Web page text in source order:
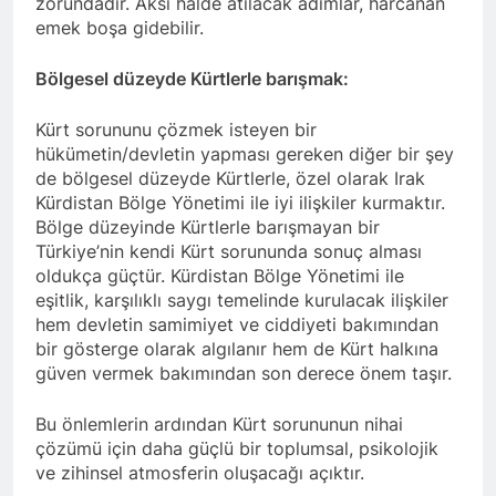
öncülüğünde gençler, 19
merkezinde Parti bildirilerini
dağıttılar.
2 Yıl Ago
HAK-PAR İstanbul il
Soykırımını
unutmayacağız!’
2 Yıl Ago
HALEPÇE ŞEHİTLERİ HAK-
PAR DİYARBAKIR İL
ÖRGÜTÜNDE ANILDI
2 Yıl Ago
EM ŞEHÎDÊN KOMKUJIYA
HELEBÇÊ BI RÊZDARÎ BI
BÎRTÎNIN, HALEPÇE
SOYKIRIMI ŞEHİTLERİNİ
SAYGIYLA ANIYORUZ
2 Yıl Ago
Hak ve Özgürlükler Partisi
Diyarbakır’ın ilçelerinde
seçim çalışmalarını
sürdürüyor.
2 Yıl Ago
HAK-PAR Silvan, Bismil
2 Yıl Ago
HAK-PAR Başkanlık Kurulu;
‘Sorumluluk bilinciyle
emek boşa gidebilir.
Bölgesel düzeyde Kürtlerle barışmak:
Kürt sorununu çözmek isteyen bir
hükümetin/devletin yapması gereken diğer bir şey
de bölgesel düzeyde Kürtlerle, özel olarak Irak
Kürdistan Bölge Yönetimi ile iyi ilişkiler kurmaktır.
Bölge düzeyinde Kürtlerle barışmayan bir
Türkiye’nin kendi Kürt sorununda sonuç alması
oldukça güçtür. Kürdistan Bölge Yönetimi ile
eşitlik, karşılıklı saygı temelinde kurulacak ilişkiler
hem devletin samimiyet ve ciddiyeti bakımından
bir gösterge olarak algılanır hem de Kürt halkına
güven vermek bakımından son derece önem taşır.
Bu önlemlerin ardından Kürt sorununun nihai
çözümü için daha güçlü bir toplumsal, psikolojik
ve zihinsel atmosferin oluşacağı açıktır.